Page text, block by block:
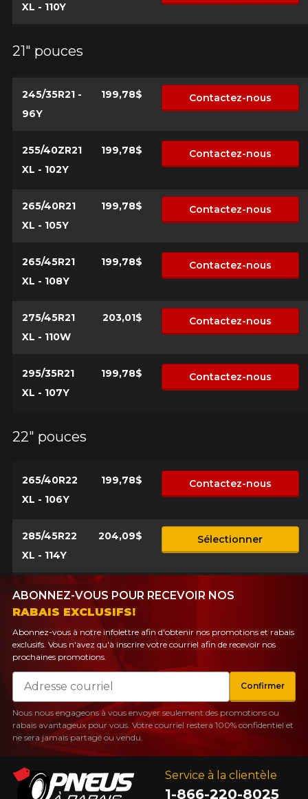
XL - 110Y
21" pouces
245/35R21 -
96Y
199,78$ Contactez-nous
255/40ZR21
XL - 102Y
199,78$ Contactez-nous
265/40R21
XL - 105Y
199,78$ Contactez-nous
265/45R21
XL - 108Y
199,78$ Contactez-nous
275/45R21
XL - 110W
203,01$ Contactez-nous
295/35R21
XL - 107Y
199,78$ Contactez-nous
22" pouces
265/40R22
XL - 106Y
199,78$ Contactez-nous
285/45R22
XL - 114Y
204,09$ Sélectionner
Service à la clientèle
1-866-220-8025
ABONNEZ-VOUS POUR RECEVOIR NOS
RABAIS EXCLUSIFS!
Abonnez-vous à notre infolettre afin d'obtenir nos promotions et rabais
exclusifs. Vous n'avez qu'à inscrire votre courriel afin de recevoir nos
prochaines promotions.
Courriel
Confirmer
Nous nous engageons à vous envoyer seulement des promotions ou
rabais avantageux pour vous. Votre courriel restera 100% confidentiel et
ne sera jamais partagé ou vendu.